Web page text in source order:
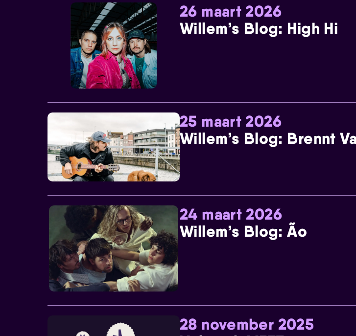
26 maart 2026
Willem’s Blog: High Hi
25 maart 2026
Willem’s Blog: Brennt
24 maart 2026
Willem’s Blog: Ão
28 november 2025